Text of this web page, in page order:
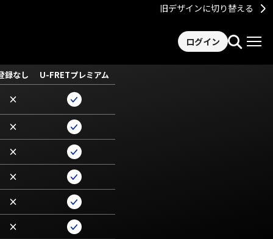
旧デザインに切り替える
ログイン
録なし U-FRETプレミアム
×
×
×
×
×
×